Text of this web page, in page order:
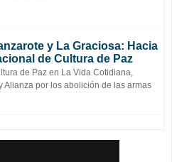
y La Graciosa: Hacia
de Cultura de Paz
de Paz en La Vida Cotidiana,
Alianza por los abolición de las armas